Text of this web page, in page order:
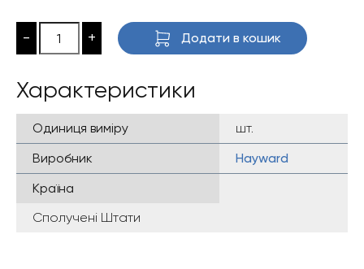
- + Додати в кошик
Характеристики
Одиниця виміру
шт.
Виробник
Hayward
Країна
Сполучені Штати